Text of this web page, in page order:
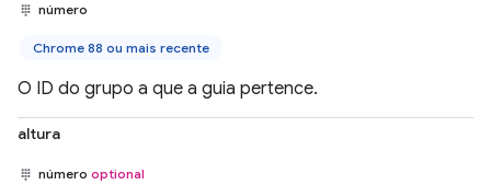
número
Chrome 88 ou mais recente
O ID do grupo a que a guia pertence.
altura
número optional